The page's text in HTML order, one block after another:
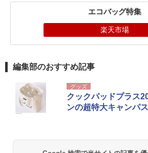
エコバッグ特集
楽天市場
編集部のおすすめ記事
グッズ
クックパッドプラス
ンの超特大キャンパ